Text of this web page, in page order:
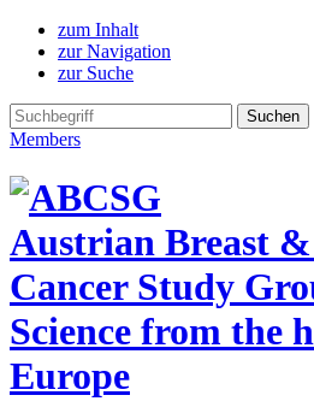
zum Inhalt
zur Navigation
zur Suche
Members
Austrian Breast
Cancer Study
Science from the
Europe